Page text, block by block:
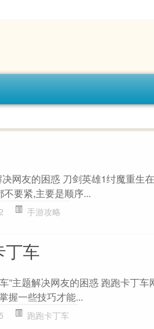
决网友的困惑 刀剑英雄1纣魔重生
要紧,主要是顺序...
手游攻略
丁车
”主题解决网友的困惑 跑跑卡丁
握一些技巧才能...
跑跑卡丁车